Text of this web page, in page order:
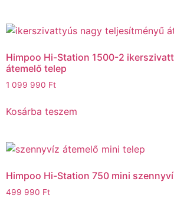
Himpoo Hi-Station 1500-2
átemelő telep
1 099 990 Ft
Kosárba teszem
Himpoo Hi-Station 750 mini
499 990 Ft